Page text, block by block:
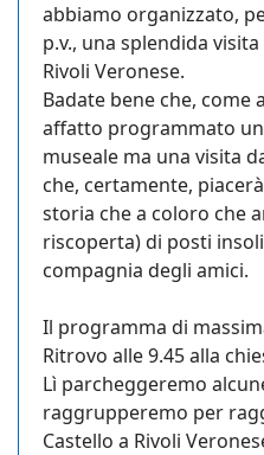
abbiamo organizzato,
p.v., una splendida
Rivoli Veronese.
Badate bene che, come
affatto programmato
museale ma una visita
che, certamente,
storia che a coloro che
riscoperta) di posti
compagnia degli amici.
Il programma di
Ritrovo alle 9.45 alla
Lì parcheggeremo
raggrupperemo per
Castello a Rivoli